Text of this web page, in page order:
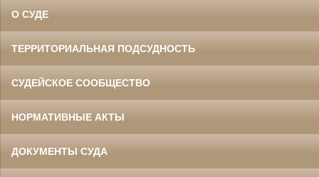
О СУДЕ
ТЕРРИТОРИАЛЬНАЯ ПОДСУДНОСТЬ
СУДЕЙСКОЕ СООБЩЕСТВО
НОРМАТИВНЫЕ АКТЫ
ДОКУМЕНТЫ СУДА